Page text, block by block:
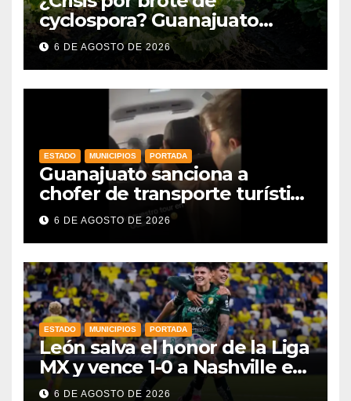
cyclospora? Guanajuato
mantiene intactas sus
exportaciones
6 DE AGOSTO DE 2026
ESTADO MUNICIPIOS PORTADA
Guanajuato sanciona a
chofer de transporte turístico
e intensifica operativos de
vigilancia
6 DE AGOSTO DE 2026
ESTADO MUNICIPIOS PORTADA
León salva el honor de la Liga
MX y vence 1-0 a Nashville en
la Leagues Cup 2026
6 DE AGOSTO DE 2026